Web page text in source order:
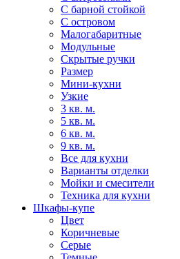
С барной стойкой
С островом
Малогабаритные
Модульные
Скрытые ручки
Размер
Мини-кухни
Узкие
3 кв. м.
5 кв. м.
6 кв. м.
9 кв. м.
Все для кухни
Варианты отделки
Мойки и смесители
Техника для кухни
Шкафы-купе
Цвет
Коричневые
Серые